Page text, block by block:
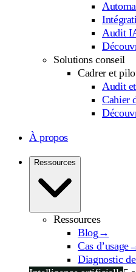
Audit
Solutions conseil
Cadrer et
Audit
Cahier
À propos
Ressources
Ressources
Blog →
Cas d’usage
Diagnostic